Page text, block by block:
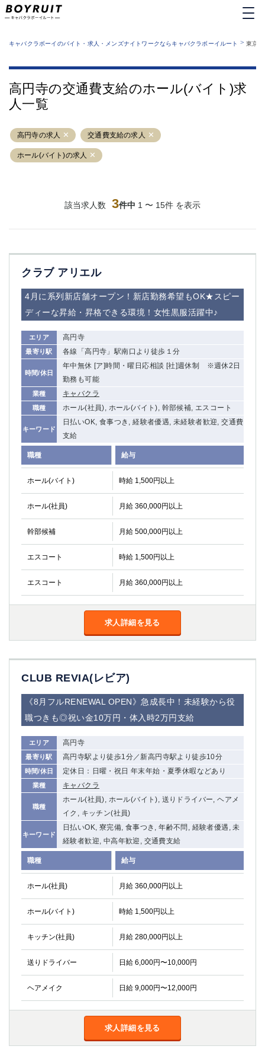
業種から探す
運営者情報
サイトマップ
キャバクラボーイのバイト・求人・メンズナイトワークならキャバクラボーイルート > 東京
高円寺の交通費支給のホール(バイト)求
人一覧
高円寺の求人 交通費支給の求人
ホール(バイト)の求人
該当求人数 3件中 1 〜 15件 を表示
クラブ アリエル
4月に系列新店舗オープン！新店勤務希望もOK★スピー
ディーな昇給・昇格できる環境！女性黒服活躍中♪
エリア 高円寺
最寄り駅 各線「高円寺」駅南口より徒歩１分
時間/休日
年中無休 [ア]時間・曜日応相談 [社]週休制 ※週休2日
勤務も可能
業種 キャバクラ
職種 ホール(社員), ホール(バイト), 幹部候補, エスコート
キーワード
日払いOK, 食事つき, 経験者優遇, 未経験者歓迎, 交通費
支給
職種 給与
ホール(バイト) 時給 1,500円以上
ホール(社員) 月給 360,000円以上
幹部候補 月給 500,000円以上
エスコート 時給 1,500円以上
エスコート 月給 360,000円以上
求人詳細を見る
CLUB REVIA(レビア)
《8月フルRENEWAL OPEN》急成長中！未経験から役
職つきも◎祝い金10万円・体入時2万円支給
エリア 高円寺
最寄り駅 高円寺駅より徒歩1分／新高円寺駅より徒歩10分
時間/休日 定休日：日曜・祝日 年末年始・夏季休暇などあり
業種 キャバクラ
職種
ホール(社員), ホール(バイト), 送りドライバー, ヘアメ
イク, キッチン(社員)
キーワード
日払いOK, 寮完備, 食事つき, 年齢不問, 経験者優遇, 未
経験者歓迎, 中高年歓迎, 交通費支給
職種 給与
ホール(社員) 月給 360,000円以上
ホール(バイト) 時給 1,500円以上
キッチン(社員) 月給 280,000円以上
送りドライバー 日給 6,000円〜10,000円
ヘアメイク 日給 9,000円〜12,000円
求人詳細を見る
六本木
池袋
新橋
渋谷
大和
錦糸町
八王子
五反田
①六本木 ②西麻布
大山
赤坂
蒲田東口
多摩センター
立川（南口）
新宿
中野
府中
中目黒
ひばりヶ丘（北口）
吉祥寺（南口／公園口）
自由が丘
吉祥寺（北口／東口）
四谷
錦糸町南口
下北沢・経堂
成増駅徒歩3分の好立地！①JR埼京線「赤羽駅」から徒歩2分 ②東
三軒茶屋（南口）
①歌舞伎町 ②新宿 ③新宿三丁目 ④西
①歌舞伎町 ②新宿 ③西部新宿 ③東新宿
①歌舞伎町 ②新宿
①銀座 ②新橋
錦糸町(南口)
蒲田(西口)
清瀬（南口）
①東武練馬 ②成増・板橋 ③大山 ②池袋
池袋東口
金町
大井町
亀戸
水道橋
荻窪
浅草
幡ヶ谷
小岩
湯島
久米川
神奈川県
関内
横浜
本厚木
藤沢
平塚
武蔵小杉
小田原
関内・馬車道・日ノ出町 武蔵新城
元住吉
茅ヶ崎
戸塚
たまプラーザ
大船
相模原
厚木
横須賀
桜木町
埼玉県
南越谷
草加
南浦和
所沢
熊谷
獨協大学前＜草加松原＞
北浦和（西口）
千葉県